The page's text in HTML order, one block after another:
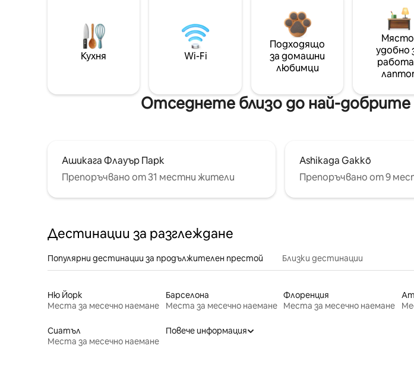
Кухня Wi-Fi
Подходящо
за домашни
любимци
удобно
Отседнете близо до най-
Ашикага Флауър Парк
Препоръчвано от 31 местни жители
Ashikaga Gakkō
Препоръчвано от 9
Дестинации за разглеждане
Популярни дестинации за продължителен престой Близки дестинации
Ню Йорк
Места за месечно наемане
Барселона
Места за месечно наемане
Флоренция
Места за месечно наемане
Сиатъл
Места за месечно наемане
Повече информация